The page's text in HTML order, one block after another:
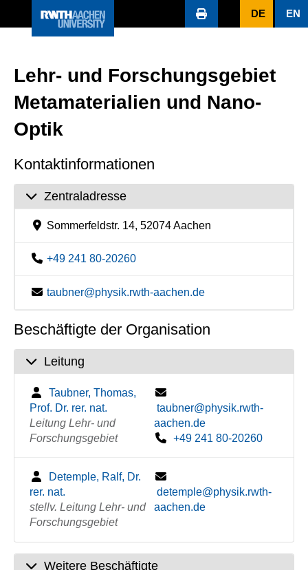
DE EN
Lehr- und Forschungsgebiet
Metamaterialien und Nano-
Optik
Kontaktinformationen
Zentraladresse
Sommerfeldstr. 14, 52074 Aachen
+49 241 80-20260
taubner@physik.rwth-aachen.de
Beschäftigte der Organisation
Leitung
Taubner, Thomas,
Prof. Dr. rer. nat.
Leitung Lehr- und
Forschungsgebiet
taubner@physik.rwth-
aachen.de
+49 241 80-20260
Detemple, Ralf, Dr.
rer. nat.
stellv. Leitung Lehr- und
Forschungsgebiet
detemple@physik.rwth-
aachen.de
Weitere Beschäftigte